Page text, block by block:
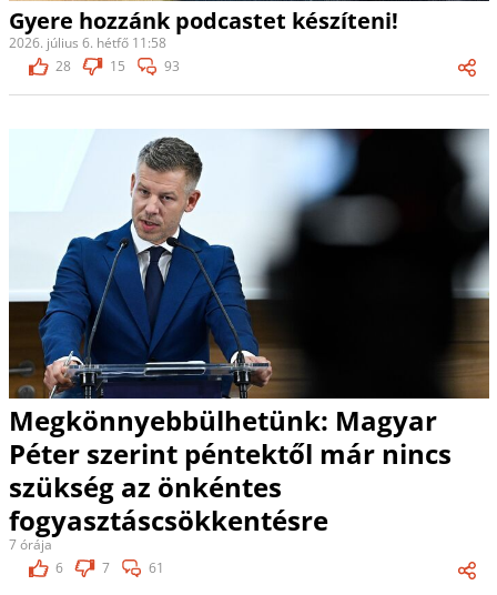
Gyere hozzánk podcastet készíteni!
2026. július 6. hétfő 11:58
28
15 93
Megkönnyebbülhetünk: Magyar
Péter szerint péntektől már nincs
szükség az önkéntes
fogyasztáscsökkentésre
7 órája
6
7 61